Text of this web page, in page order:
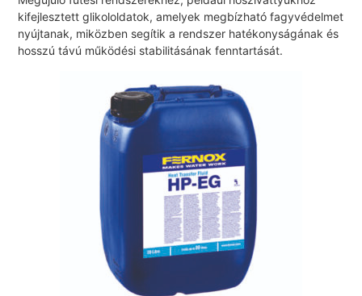
kifejlesztett glikololdatok, amelyek megbízható fagyvédelmet
nyújtanak, miközben segítik a rendszer hatékonyságának és
hosszú távú működési stabilitásának fenntartását.